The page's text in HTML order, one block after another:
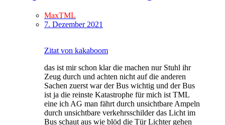
MaxTML
7. Dezember 2021
Zitat von kakaboom
das ist mir schon klar die machen nur Stuhl ihr
Zeug durch und achten nicht auf die anderen
Sachen zuerst war der Bus wichtig und der Bus
ist ja die reinste Katastrophe für mich ist TML
eine ich AG man fährt durch unsichtbare Ampeln
durch unsichtbare verkehrsschilder das Licht im
Bus schaut aus wie blöd die Tür Lichter gehen